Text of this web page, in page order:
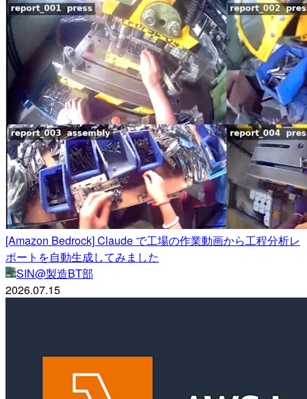
[Amazon Bedrock] Claude で工場の作業動画から工程分析レ
ポートを自動生成してみました
SIN@製造BT部
2026.07.15